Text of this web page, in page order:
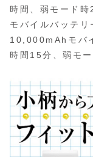
時間、弱モード
モバイルバッテリ
10,000mAhモバ
時間15分、弱モ